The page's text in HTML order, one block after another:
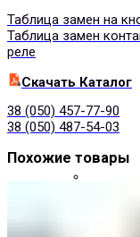
Таблица замен на
Таблица замен
реле
Cкачать Каталог
38 (050) 457-77-90
38 (050) 487-54-03
Похожие товары